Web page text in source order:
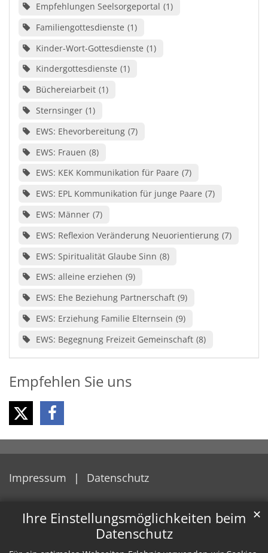
Ihre Einstellungsmöglichkeiten beim
Datenschutz
✕
Empfehlungen Seelsorgeportal 1
Familiengottesdienste 1
Kinder-Wort-Gottesdienste 1
Kindergottesdienste 1
Büchereiarbeit 1
Sternsinger 1
EWS: Ehevorbereitung 7
EWS: Frauen 8
EWS: KEK Kommunikation für Paare 7
EWS: EPL Kommunikation für junge Paare 7
EWS: Männer 7
EWS: Reflexion Veränderung Neuorientierung 7
EWS: Spiritualität Glaube Sinn 8
EWS: alleine erziehen 9
EWS: Ehe Beziehung Partnerschaft 9
EWS: Erziehung Familie Elternsein 9
EWS: Begegnung Freizeit Gemeinschaft 8
Empfehlen Sie uns
Impressum Datenschutz